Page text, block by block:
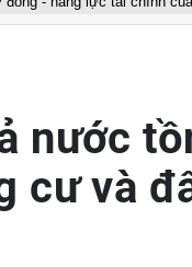
nước
cư và